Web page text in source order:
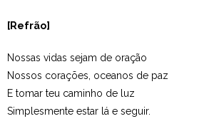
[Refrão]
Nossas vidas sejam de oração
Nossos corações, oceanos de paz
E tomar teu caminho de luz
Simplesmente estar lá e seguir.